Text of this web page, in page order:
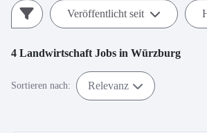
Veröffentlicht seit
4 Landwirtschaft Jobs in Würzburg
Sortieren nach: Relevanz